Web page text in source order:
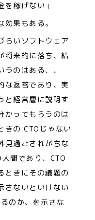
稼げない」
果もある。
らいソフトウェア
将来的に落ち、結
のはある、、
な返答であり、実
と経営層に説明す
かってもらうのは
きの CTOじゃない
見過ごされがちな
間であり、CTO
ときにその議題の
さないといけない
のか、を示さな